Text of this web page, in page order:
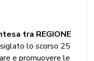
tra REGIONE
siglato lo scorso 25
e promuovere le